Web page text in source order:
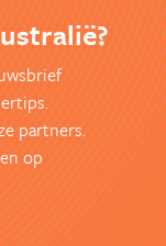
partners.
op